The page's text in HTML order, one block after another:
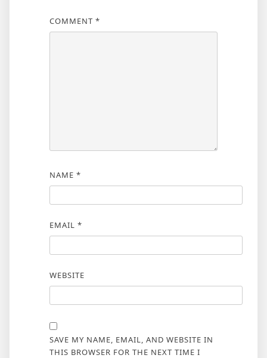
COMMENT *
NAME *
EMAIL *
WEBSITE
SAVE MY NAME, EMAIL, AND WEBSITE IN
THIS BROWSER FOR THE NEXT TIME I